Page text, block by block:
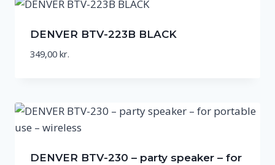
DENVER BTV-223B BLACK
349,00 kr.
DENVER BTV-230 – party speaker – for